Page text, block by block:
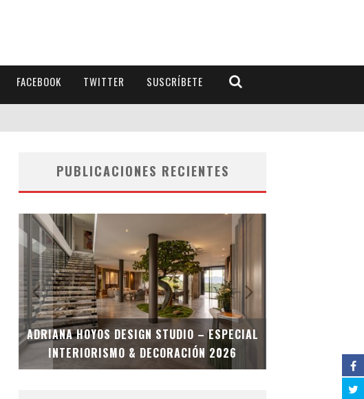
FACEBOOK TWITTER SUSCRÍBETE
PUBLICACIONES RECIENTES
ADRIANA HOYOS DESIGN STUDIO – ESPECIAL
INTERIORISMO & DECORACIÓN 2026